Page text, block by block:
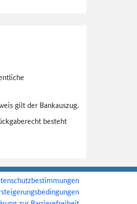
gilt der Bankauszug.
besteht